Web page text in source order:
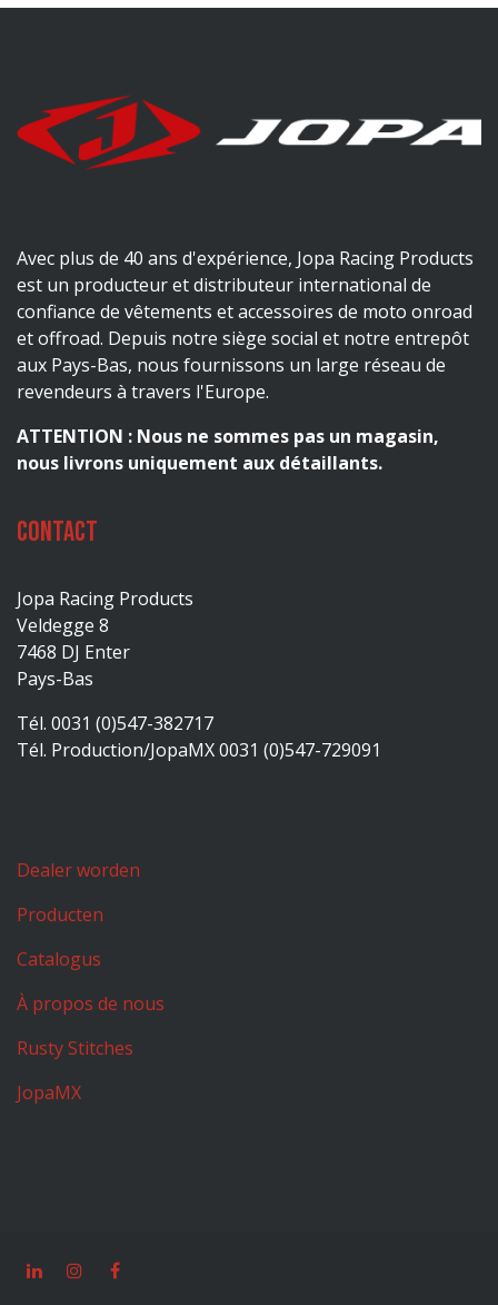
Avec plus de 40 ans d'expérience, Jopa Racing Products
est un producteur et distributeur international de
confiance de vêtements et accessoires de moto onroad
et offroad. Depuis notre siège social et notre entrepôt
aux Pays-Bas, nous fournissons un large réseau de
revendeurs à travers l'Europe.
ATTENTION : Nous ne sommes pas un magasin,
nous livrons uniquement aux détaillants.
Contact
Jopa Racing Products
Veldegge 8
7468 DJ Enter
Pays-Bas
Tél. 0031 (0)547-382717
Tél. Production/JopaMX 0031 (0)547-729091
Dealer worden
Producten
Catalogus
À propos de nous
Rusty Stitches
JopaMX